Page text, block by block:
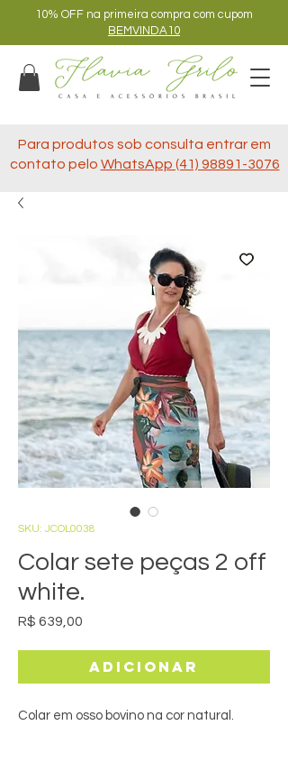
10% OFF na primeira compra com cupom
BEMVINDA10
Para produtos sob consulta entrar em
contato pelo WhatsApp (41) 98891-3076
SKU: JCOL0038
Colar sete peças 2 off
white.
R$ 639,00
Adicionar
Colar em osso bovino na cor natural.